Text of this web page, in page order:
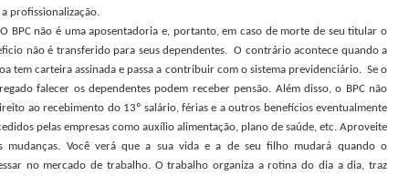
profissionalização.
O BPC não é uma aposentadoria e, portanto, em caso de morte de seu titular o
não é transferido para seus dependentes. O contrário acontece quando a
tem carteira assinada e passa a contribuir com o sistema previdenciário. Se o
falecer os dependentes podem receber pensão. Além disso, o BPC não
ao recebimento do 13º salário, férias e a outros benefícios eventualmente
pelas empresas como auxílio alimentação, plano de saúde, etc. Aproveite
mudanças. Você verá que a sua vida e a de seu filho mudará quando o
no mercado de trabalho. O trabalho organiza a rotina do dia a dia, traz